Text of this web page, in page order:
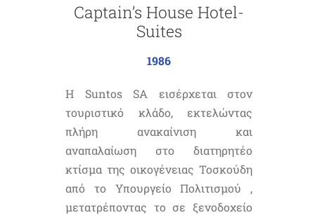
Captain’s House Hotel-
Suites
1986
Η Suntos SA εισέρχεται στον
τουριστικό κλάδο, εκτελώντας
πλήρη ανακαίνιση και
αναπαλαίωση στο διατηρητέο
κτίσμα της οικογένειας Τοσκούδη
από το Υπουργείο Πολιτισμού ,
μετατρέποντας το σε ξενοδοχείο